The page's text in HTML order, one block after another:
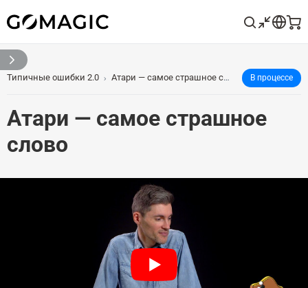
Типичные ошибки 2.0 Атари — самое страшное слово В процессе
Атари — самое страшное
слово